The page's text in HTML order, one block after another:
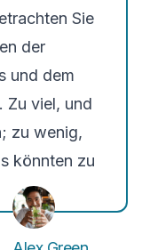
Sie
der
und dem
Zu viel, und
zu wenig,
könnten zu